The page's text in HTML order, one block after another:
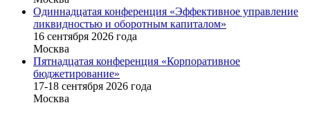
Одиннадцатая конференция «Эффективное управление
ликвидностью и оборотным капиталом»
16 cентября 2026 года
Москва
Пятнадцатая конференция «Корпоративное
бюджетирование»
17-18 сентября 2026 года
Москва